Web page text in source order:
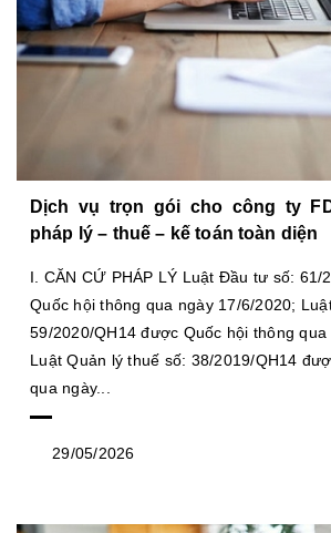
Dịch vụ trọn gói cho công ty
pháp lý – thuế – kế toán toàn diện
I. CĂN CỨ PHÁP LÝ Luật Đầu tư số: 61/
Quốc hội thông qua ngày 17/6/2020;
59/2020/QH14 được Quốc hội thông
Luật Quản lý thuế số: 38/2019/QH14
qua ngày...
29/05/2026